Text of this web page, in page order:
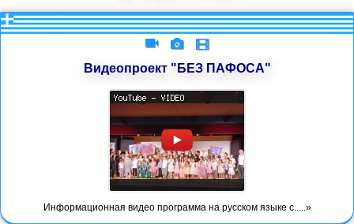
Видеопроект "БЕЗ ПАФОСА"
Информационная видео программа на русском языке с.....»